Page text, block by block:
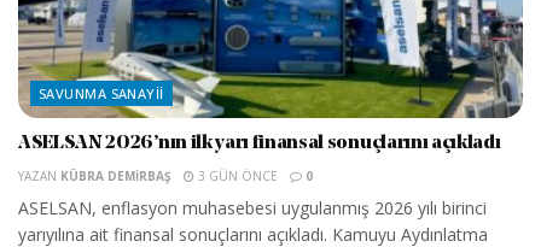
SAVUNMA SANAYII
ASELSAN 2026’nın ilk yarı finansal sonuçlarını açıkladı
YAZAN KÜBRA DEMIRBAŞ 3 GÜN ÖNCE 0
ASELSAN, enflasyon muhasebesi uygulanmış 2026 yılı birinci
yarıyılına ait finansal sonuçlarını açıkladı. Kamuyu Aydınlatma